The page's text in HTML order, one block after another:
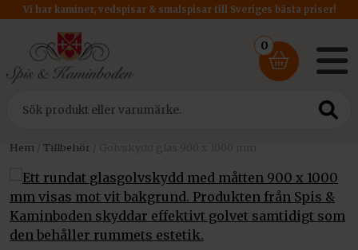
Vi har kaminer, vedspisar & smalspisar till Sveriges bästa priser!
0
Hem Tillbehör